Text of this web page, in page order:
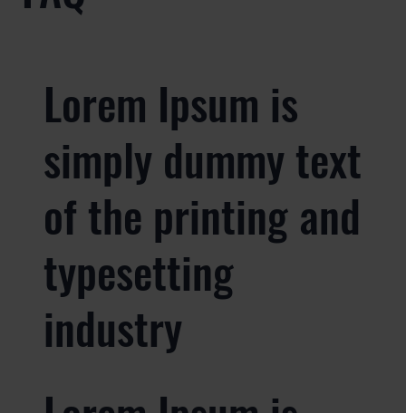
Lorem Ipsum is
simply dummy text
of the printing and
typesetting
industry